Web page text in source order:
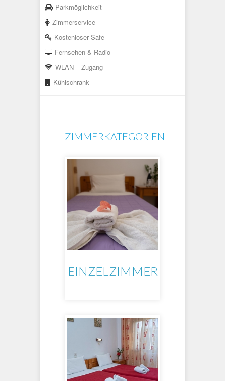
Parkmöglichkeit
Zimmerservice
Kostenloser Safe
Fernsehen & Radio
WLAN – Zugang
Kühlschrank
ZIMMERKATEGORIEN
EINZELZIMMER